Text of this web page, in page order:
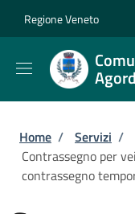
Regione Veneto
Briciole di
Home / Servizi /
Contrassegno per
contrassegno